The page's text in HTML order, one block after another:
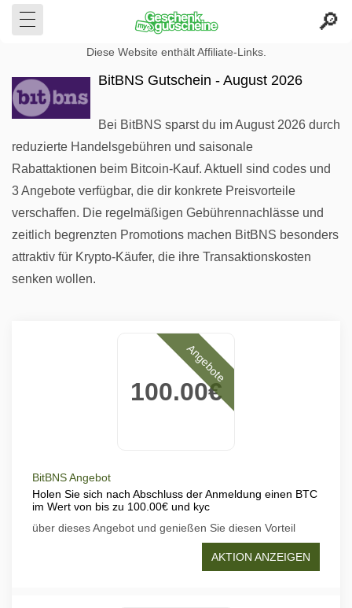
Diese Website enthält Affiliate-Links.
BitBNS Gutschein - August 2026
Bei BitBNS sparst du im August 2026 durch
reduzierte Handelsgebühren und saisonale
Rabattaktionen beim Bitcoin-Kauf. Aktuell sind codes und
3 Angebote verfügbar, die dir konkrete Preisvorteile
verschaffen. Die regelmäßigen Gebührennachlässe und
zeitlich begrenzten Promotions machen BitBNS besonders
attraktiv für Krypto-Käufer, die ihre Transaktionskosten
senken wollen.
100.00€
Angebote
BitBNS Angebot
Holen Sie sich nach Abschluss der Anmeldung einen BTC
im Wert von bis zu 100.00€ und kyc
über dieses Angebot und genießen Sie diesen Vorteil
AKTION ANZEIGEN